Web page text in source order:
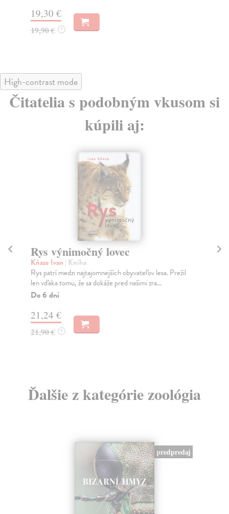
19,30 €
19,90 € ?
High-contrast mode
Čitatelia s podobným vkusom si
kúpili aj:
Rys výnimočný lovec
Kňaze Ivan | Kniha
Rys patrí medzi najtajomnejších obyvateľov lesa. Prežil
len vďaka tomu, že sa dokáže pred našimi zra...
Do 6 dní
21,24 €
21,90 € ?
Ďalšie z kategórie zoológia
predpredaj